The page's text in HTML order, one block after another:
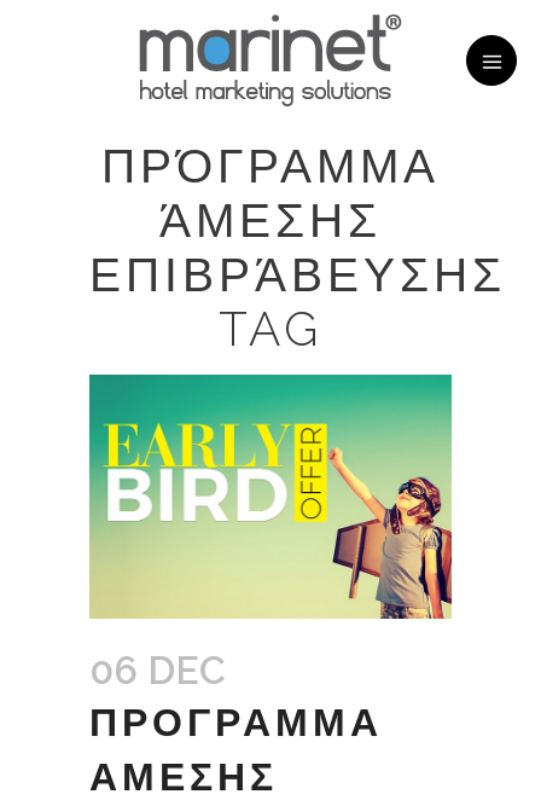
ΠΡΌΓΡΑΜΜΑ
ΆΜΕΣΗΣ
ΕΠΙΒΡΆΒΕΥΣΗΣ
TAG
06 DEC
ΠΡΟΓΡΑΜΜΑ
ΑΜΕΣΗΣ